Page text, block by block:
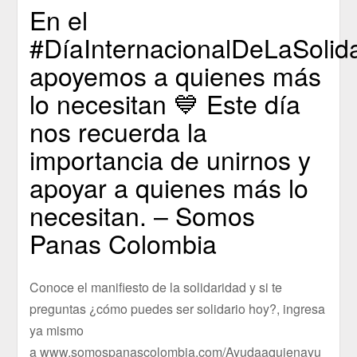
En el
apoyemos a quienes más
lo necesitan 💙 Este día
nos recuerda la
importancia de unirnos y
apoyar a quienes más lo
necesitan. – Somos
Panas Colombia
Conoce el manifiesto de la solidaridad y si te
preguntas ¿cómo puedes ser solidario hoy?, ingresa
ya mismo
a www.somospanascolombia.com/Ayudaaquienayu